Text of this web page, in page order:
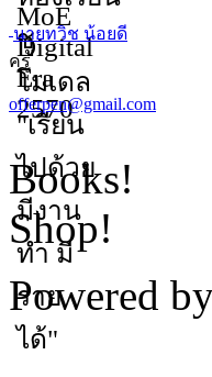
นายทวิช น้อยดี
ครู
offerpen@gmail.com
Books!
Shop!
Powered